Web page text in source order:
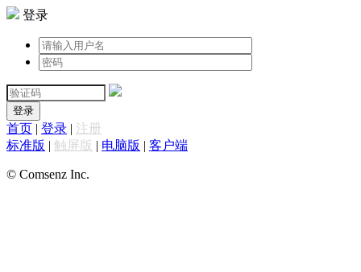
登录
登录
首页 | 登录 | 注册
标准版 | 触屏版 | 电脑版 | 客户端
© Comsenz Inc.